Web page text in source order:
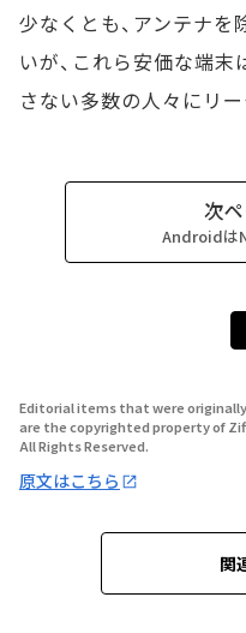
少なくとも、アンテナを
いが、これら安価な端
さない多数の人々にリー
次
Androidは
Editorial items that were originally
are the copyrighted property of
All Rights Reserved.
原文はこちら
関